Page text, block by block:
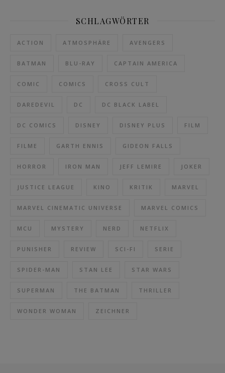
SCHLAGWÖRTER
ACTION ATMOSPHÄRE AVENGERS
BATMAN BLU-RAY CAPTAIN AMERICA
COMIC COMICS CROSS CULT
DAREDEVIL DC DC BLACK LABEL
DC COMICS DISNEY DISNEY PLUS FILM
FILME GARTH ENNIS GIDEON FALLS
HORROR IRON MAN JEFF LEMIRE JOKER
JUSTICE LEAGUE KINO KRITIK MARVEL
MARVEL CINEMATIC UNIVERSE MARVEL COMICS
MCU MYSTERY NERD NETFLIX
PUNISHER REVIEW SCI-FI SERIE
SPIDER-MAN STAN LEE STAR WARS
SUPERMAN THE BATMAN THRILLER
WONDER WOMAN ZEICHNER